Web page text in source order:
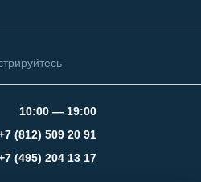
10:00 — 19:00
(812) 509 20 91
(495) 204 13 17